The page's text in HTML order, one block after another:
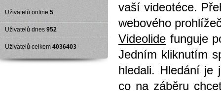
vaší videotéce.
webového
Videolide funguje
Jedním kliknutím
hledali. Hledání je
co na záběru
Uživatelů online 5
Uživatelů dnes 952
Uživatelů celkem 4036403